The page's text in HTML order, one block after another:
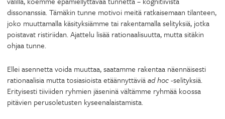
dissonanssia. Tämäkin tunne motivoi meitä ratkaisemaan tilanteen,
joko muuttamalla käsityksiämme tai rakentamalla selityksiä, jotka
poistavat ristiriidan. Ajattelu lisää rationaalisuutta, mutta sitäkin
ohjaa tunne.
Ellei asennetta voida muuttaa, saatamme rakentaa näennäisesti
rationaalisia mutta tosiasioista etäännyttäviäad hoc-selityksiä.
Erityisesti tiiviiden ryhmien jäseninä vältämme ryhmää koossa
pitävien perusoletusten kyseenalaistamista.